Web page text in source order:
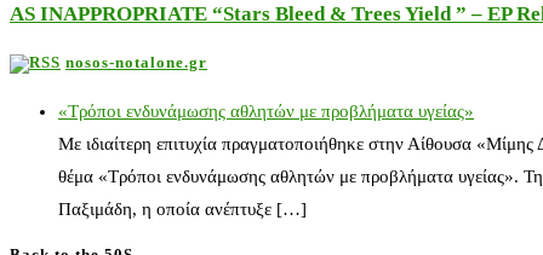
AS INAPPROPRIATE “Stars Bleed & Trees Yield ” – EP
nosos-notalone.gr
«Τρόποι ενδυνάμωσης αθλητών με προβλήματα υγείας»
Με ιδιαίτερη επιτυχία πραγματοποιήθηκε στην Αίθουσα
θέμα «Τρόποι ενδυνάμωσης αθλητών με προβλήματα υγείας».
Παξιμάδη, η οποία ανέπτυξε […]